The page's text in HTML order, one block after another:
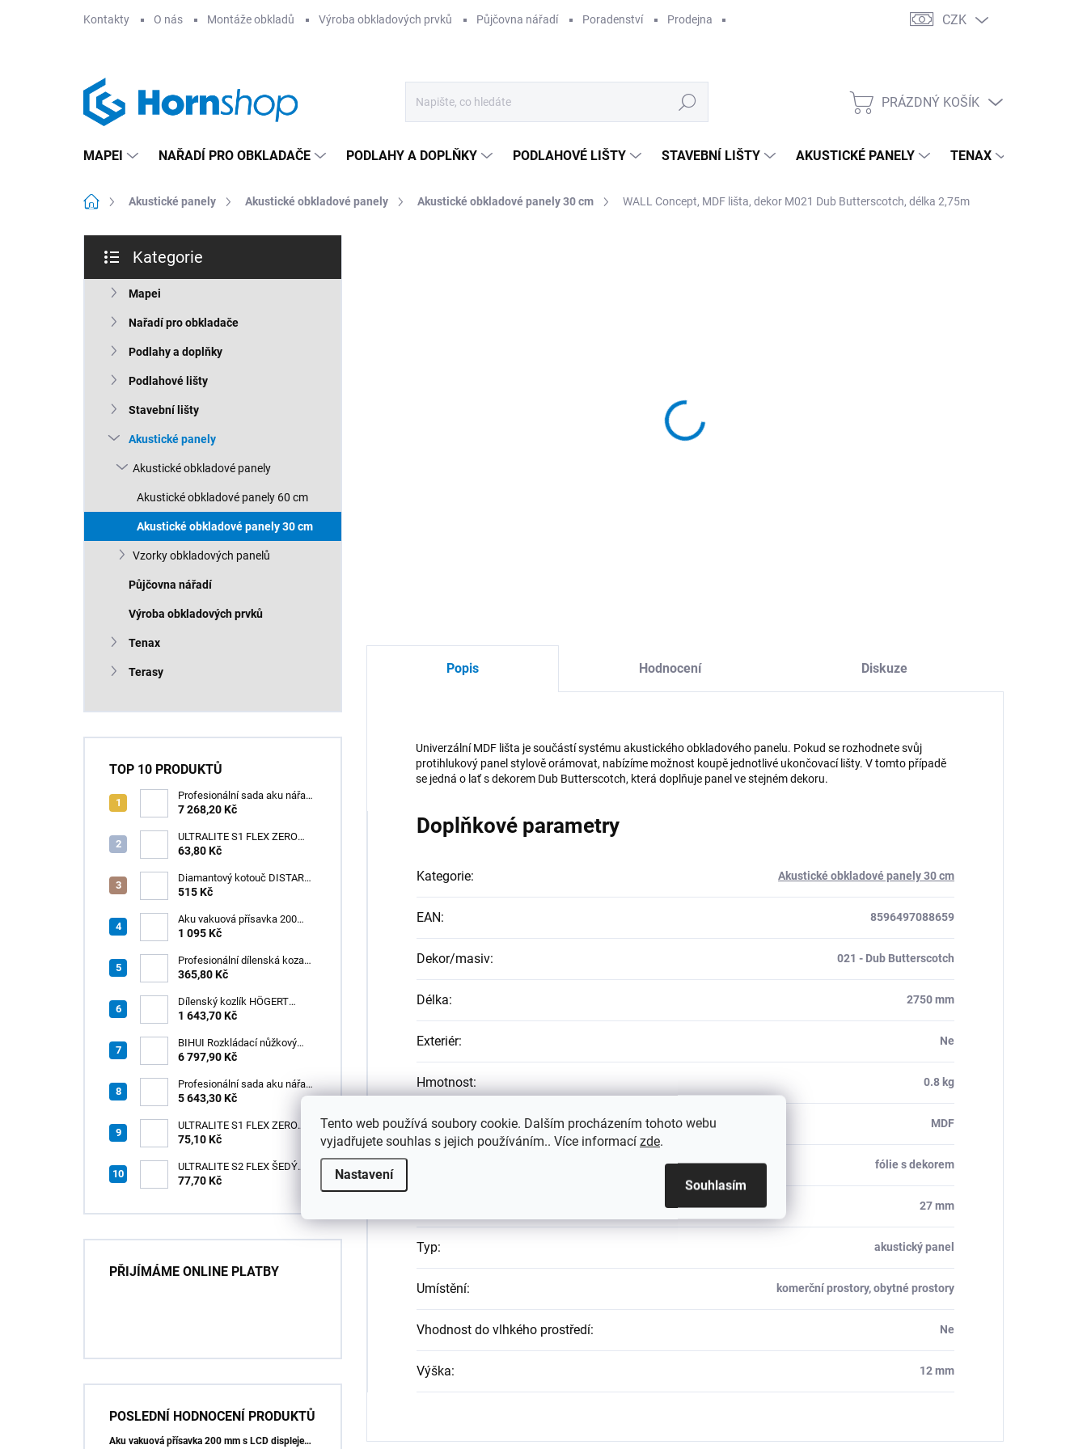
Tento web používá soubory cookie. Dalším procházením tohoto webu
vyjadřujete souhlas s jejich používáním.. Více informací zde.
Nastavení
Souhlasím
Kontakty O nás Montáže obkladů Výroba obkladových prvků Půjčovna nářadí Poradenství Prodejna CZK
Hledat
NÁKUPNÍ
PRÁZDNÝ KOŠÍK
MAPEI NAŘADÍ PRO OBKLADAČE PODLAHY A DOPLŇKY PODLAHOVÉ LIŠTY STAVEBNÍ LIŠTY AKUSTICKÉ PANELY TENAX
Domů Akustické panely Akustické obkladové panely Akustické obkladové panely 30 cm WALL Concept, MDF lišta, dekor M021 Dub Butterscotch, délka 2,75m
s
kategorie
Kategorie
Mapei
Nařadí pro obkladače
Podlahy a doplňky
Podlahové lišty
Stavební lišty
Akustické panely
Akustické obkladové panely
Akustické obkladové panely 60 cm
Akustické obkladové panely 30 cm
Vzorky obkladových panelů
Půjčovna nářadí
Výroba obkladových prvků
Tenax
Terasy
TOP 10 PRODUKTŮ
Profesionální sada aku nářadí
3v1 20V HÖGERT
7 268,20 Kč
ULTRALITE S1 FLEX ZERO
ŠEDÝ /15kg
63,80 Kč
Diamantový kotouč DISTAR
GREEN CUT
Z60
515 Kč
Aku vakuová přísavka 200
mm s LCD displejem (150 kg)
1 095 Kč
Profesionální dílenská koza
HÖGERT HT7G550
365,80 Kč
Dílenský kozlík HÖGERT
HT7G551
1 643,70 Kč
BIHUI Rozkládací nůžkový
pracovní stůl 221×113×73 cm
6 797,90 Kč
Profesionální sada aku nářadí
3v1 HÖGERT
5 643,30 Kč
ULTRALITE S1 FLEX ZERO
BÍLÝ NOVINKA/15kg
75,10 Kč
ULTRALITE S2 FLEX ŠEDÝ
/15kg
77,70 Kč
PŘIJÍMÁME ONLINE PLATBY
POSLEDNÍ HODNOCENÍ PRODUKTŮ
Aku vakuová přísavka 200 mm s LCD displejem (150 kg) - HÖGERT HT3B355
Popis Hodnocení Diskuze
Univerzální MDF lišta je součástí systému akustického obkladového panelu. Pokud se rozhodnete svůj
protihlukový panel stylově orámovat, nabízíme možnost koupě jednotlivé ukončovací lišty. V tomto případě
se jedná o lať s dekorem Dub Butterscotch, která doplňuje panel ve stejném dekoru.
Doplňkové parametry
Kategorie: Akustické obkladové panely 30 cm
EAN: 8596497088659
Dekor/masiv: 021 - Dub Butterscotch
Délka: 2750 mm
Exteriér: Ne
Hmotnost: 0.8 kg
Materiál: MDF
fólie s dekorem
27 mm
Typ: akustický panel
Umístění: komerční prostory, obytné prostory
Vhodnost do vlhkého prostředí: Ne
Výška: 12 mm